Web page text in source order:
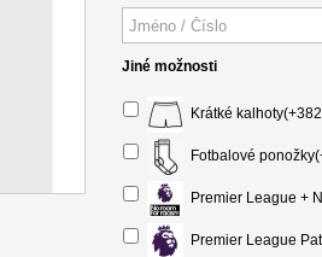
Jiné možnosti
Krátké
Fotbalové
Premier League +
Premier League